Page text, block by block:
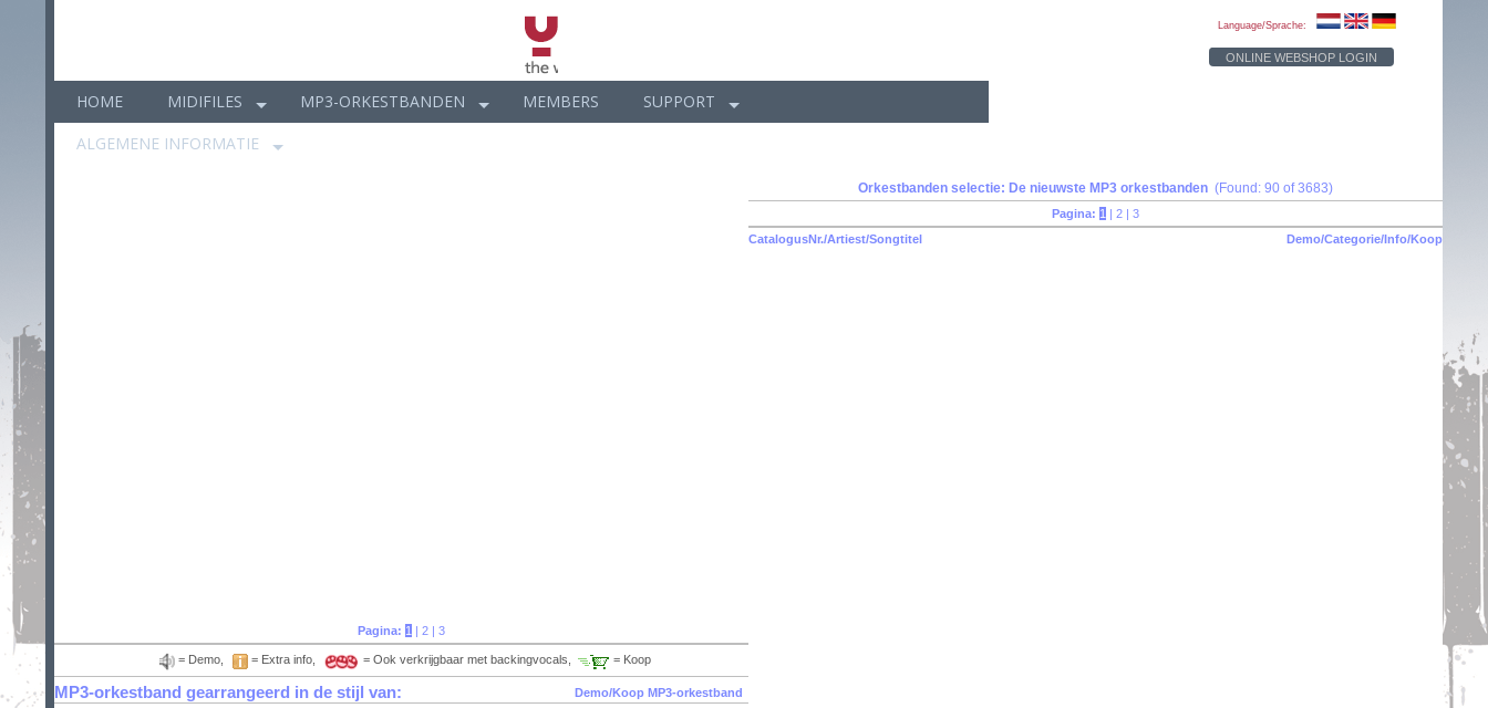
Language/Sprache:
ONLINE WEBSHOP LOGIN
HOME MIDIFILES MP3-ORKESTBANDEN MEMBERS
SUPPORT
ALGEMENE INFORMATIE
Orkestbanden selectie: De nieuwste MP3 orkestbanden (Found: 90 of 3683)
Pagina: 1 | 2 | 3
CatalogusNr./Artiest/Songtitel
Demo/Categorie/Info/Koop
Pagina: 1 | 2 | 3
= Demo, = Extra info, = Ook verkrijgbaar met backingvocals, = Koop
MP3-orkestband gearrangeerd in de stijl van: Demo/Koop MP3-orkestband